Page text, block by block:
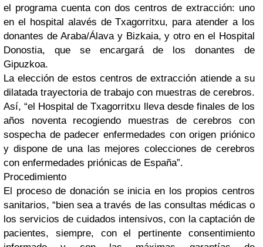
el programa cuenta con dos centros de extracción: uno
en el hospital alavés de Txagorritxu, para atender a los
donantes de Araba/Álava y Bizkaia, y otro en el Hospital
Donostia, que se encargará de los donantes de
Gipuzkoa.
La elección de estos centros de extracción atiende a su
dilatada trayectoria de trabajo con muestras de cerebros.
Así, “el Hospital de Txagorritxu lleva desde finales de los
años noventa recogiendo muestras de cerebros con
sospecha de padecer enfermedades con origen priónico
y dispone de una las mejores colecciones de cerebros
con enfermedades priónicas de España”.
Procedimiento
El proceso de donación se inicia en los propios centros
sanitarios, “bien sea a través de las consultas médicas o
los servicios de cuidados intensivos, con la captación de
pacientes, siempre, con el pertinente consentimiento